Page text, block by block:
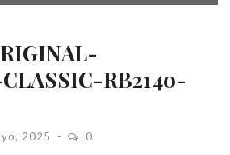
RB2140-
2025 0